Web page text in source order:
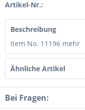
Artikel-Nr.:
Beschreibung
Item No. 11196 mehr
Ähnliche Artikel
Bei Fragen: